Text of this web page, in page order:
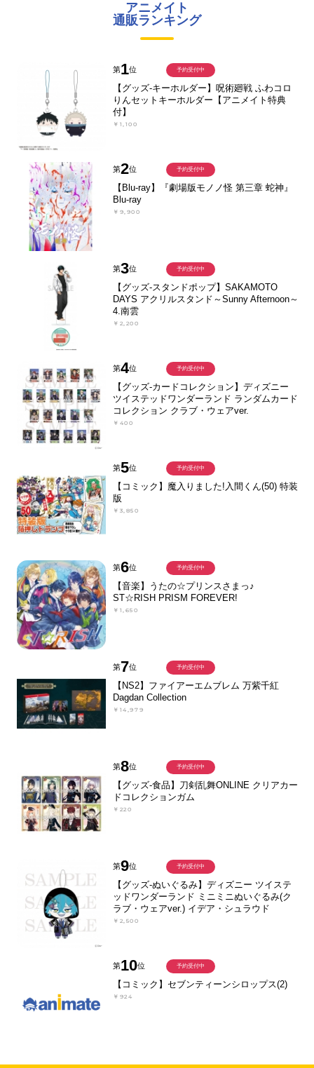
アニメイト
通販ランキング
第1位
【グッズ-キーホルダー】呪術廻戦 ふわコロ
りんセットキーホルダー【アニメイト特典
付】
￥1,100
予約受付中
第2位
【Blu-ray】『劇場版モノノ怪 第三章 蛇神』
Blu-ray
￥9,900
予約受付中
第3位
【グッズ-スタンドポップ】SAKAMOTO
DAYS アクリルスタンド～Sunny Afternoon～
4.南雲
￥2,200
予約受付中
第4位
【グッズ-カードコレクション】ディズニー
ツイステッドワンダーランド ランダムカード
コレクション クラブ・ウェアver.
￥400
予約受付中
第5位
【コミック】魔入りました!入間くん(50) 特装
版
￥3,850
予約受付中
第6位
【音楽】うたの☆プリンスさまっ♪
ST☆RISH PRISM FOREVER!
￥1,650
予約受付中
第7位
【NS2】ファイアーエムブレム 万紫千紅
Dagdan Collection
￥14,979
予約受付中
第8位
【グッズ-食品】刀剣乱舞ONLINE クリアカー
ドコレクションガム
￥220
予約受付中
第9位
【グッズ-ぬいぐるみ】ディズニー ツイステ
ッドワンダーランド ミニミニぬいぐるみ(ク
ラブ・ウェアver.) イデア・シュラウド
￥2,500
予約受付中
第10位
【コミック】セブンティーンシロップス(2)
￥924
予約受付中